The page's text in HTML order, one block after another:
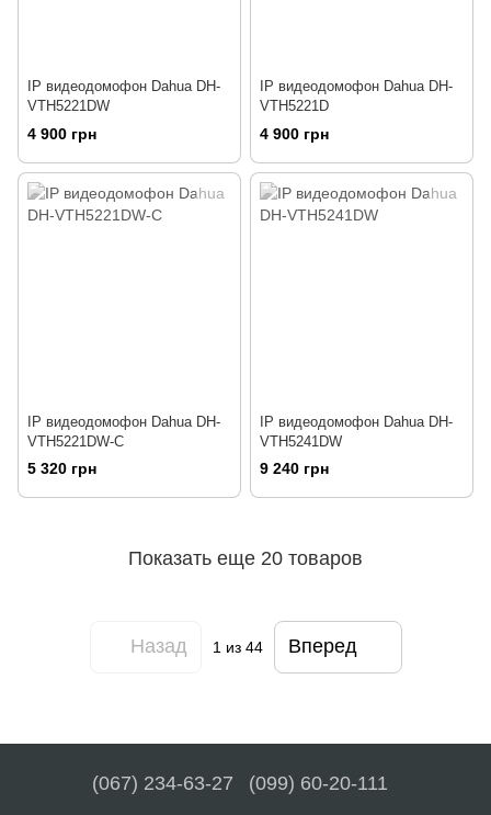
IP видеодомофон Dahua DH-
VTH5221DW
4 900 грн
IP видеодомофон Dahua DH-
VTH5221D
4 900 грн
IP видеодомофон Dahua DH-
VTH5221DW-C
5 320 грн
IP видеодомофон Dahua DH-
VTH5241DW
9 240 грн
Показать еще 20 товаров
Назад 1 из 44 Вперед
(067) 234-63-27 (099) 60-20-111